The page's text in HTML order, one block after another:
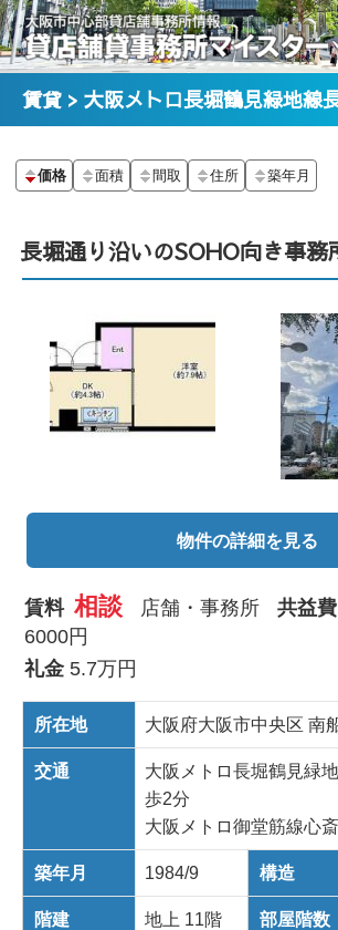
賃貸 > 大阪メトロ長堀鶴見緑地線
価格 面積 間取 住所 築年月
長堀通り沿いのSOHO向き事務
物件の詳細を見る
賃料 相談 店舗・事務所
共益
6000円
礼金 5.7万円
所在地 大阪府大阪市中央区
交通
大阪メトロ長堀鶴見緑
歩2分
大阪メトロ御堂筋線心
築年月 1984/9 構造
階建 地上 11階 部屋階数